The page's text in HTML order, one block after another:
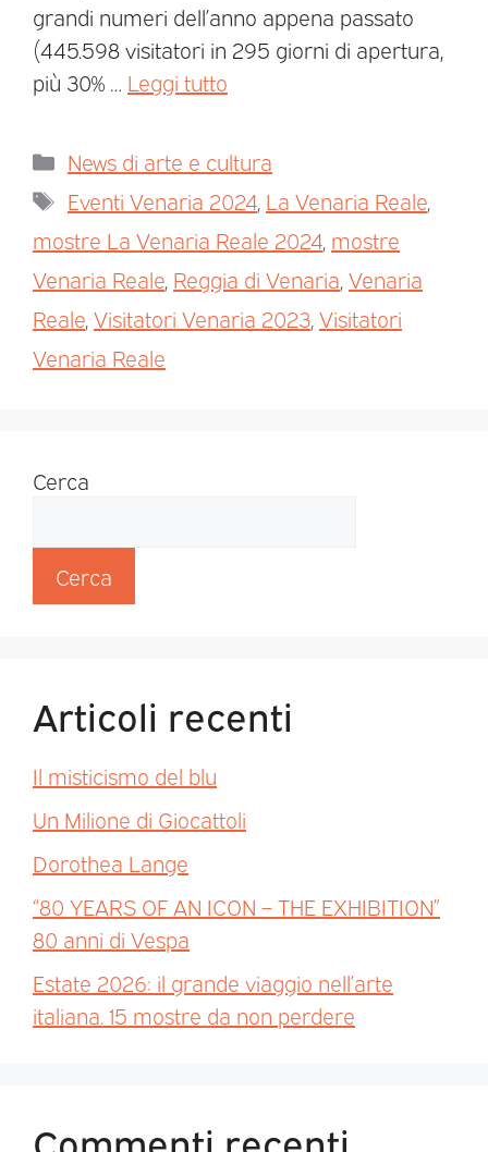
grandi numeri dell’anno appena passato
(445.598 visitatori in 295 giorni di apertura,
più 30% … Leggi tutto
News di arte e cultura
Eventi Venaria 2024 La Venaria Reale
mostre La Venaria Reale 2024 mostre
Venaria Reale Reggia di Venaria Venaria
Reale Visitatori Venaria 2023 Visitatori
Venaria Reale
Cerca
Cerca
Articoli recenti
Il misticismo del blu
Un Milione di Giocattoli
Dorothea Lange
“80 YEARS OF AN ICON – THE EXHIBITION”
80 anni di Vespa
Estate 2026: il grande viaggio nell’arte
italiana. 15 mostre da non perdere
Commenti recenti